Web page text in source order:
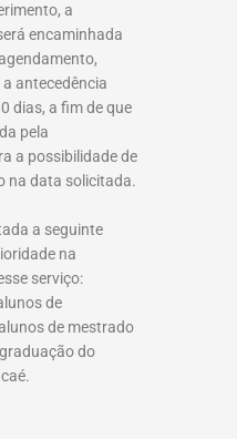
a
encaminhada
antecedência
dias, a fim de que
pela
a possibilidade de
na data solicitada.
a seguinte
na
serviço:
de
de mestrado
do